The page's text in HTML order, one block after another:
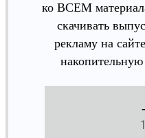
ко ВСЕМ
скачивать
рекламу на